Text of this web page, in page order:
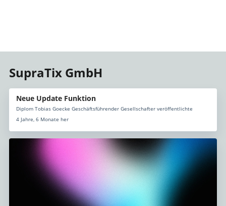
SupraTix GmbH
Neue Update Funktion
Diplom Tobias Goecke Geschäftsführender Gesellschafter veröffentlichte
4 Jahre, 6 Monate her